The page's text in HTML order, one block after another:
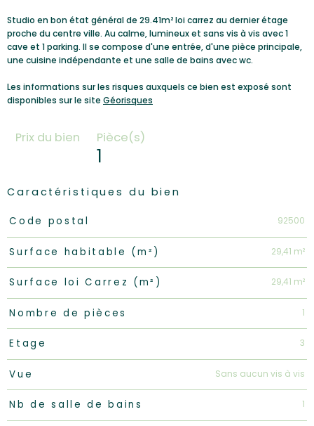
Studio en bon état général de 29.41m² loi carrez au dernier étage
proche du centre ville. Au calme, lumineux et sans vis à vis avec 1
cave et 1 parking. Il se compose d'une entrée, d'une pièce principale,
une cuisine indépendante et une salle de bains avec wc.
Les informations sur les risques auxquels ce bien est exposé sont
disponibles sur le site Géorisques
Prix du bien Pièce(s)
1
Caractéristiques du bien
Caractéristiques Valeurs
Code postal 92500
Surface habitable (m²) 29,41 m²
Surface loi Carrez (m²) 29,41 m²
Nombre de pièces 1
Etage 3
Vue Sans aucun vis à vis
Nb de salle de bains 1